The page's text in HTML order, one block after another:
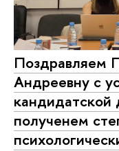
Поздравляем
Андреевну с
кандидатской
полученем